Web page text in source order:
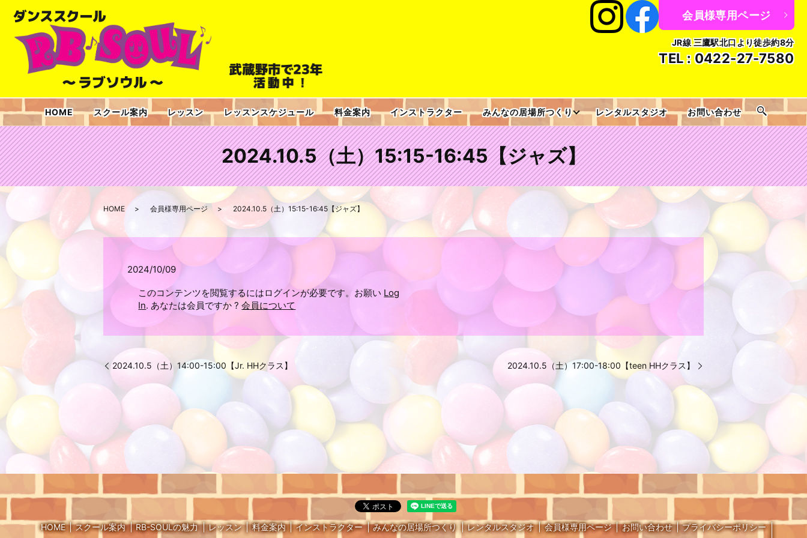
HOME スクール案内 レッスン レッスンスケジュール 料金案内 インストラクター みんなの居場所つくり レンタルスタジオ お問い合わせ
会員様専用ページ
JR線 三鷹駅北口より徒歩約8分
TEL :0422-27-7580
2024.10.5（土）15:15-16:45【ジャズ】
HOME 会員様専用ページ 2024.10.5（土）15:15-16:45【ジャズ】
2024/10/09
このコンテンツを閲覧するにはログインが必要です。お願い Log
In. あなたは会員ですか ?会員について
2024.10.5（土）14:00-15:00【Jr. HHクラス】 2024.10.5（土）17:00-18:00【teen HHクラス】
HOME スクール案内 RB-SOULの魅力 レッスン 料金案内 インストラクター みんなの居場所つくり レンタルスタジオ 会員様専用ページ お問い合わせ プライバシーポリシー